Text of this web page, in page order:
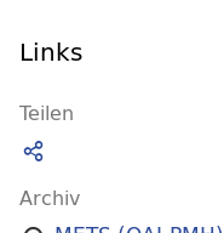
Links
Teilen
Archiv